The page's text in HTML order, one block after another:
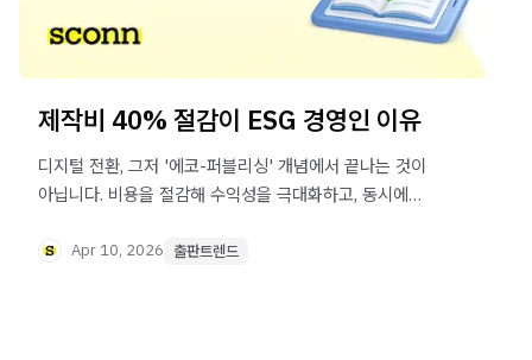
제작비 40% 절감이 ESG 경영인 이유
디지털 전환, 그저 '에코-퍼블리싱' 개념에서 끝나는 것이
아닙니다. 비용을 절감해 수익성을 극대화하고, 동시에
가능한 교육의 미래에 동참하고 싶다면 이 포스트를 읽어
Apr 10, 2026 출판트렌드